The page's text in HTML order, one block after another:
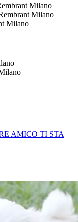
Milano
Milano
Milano
AMICO TI STA